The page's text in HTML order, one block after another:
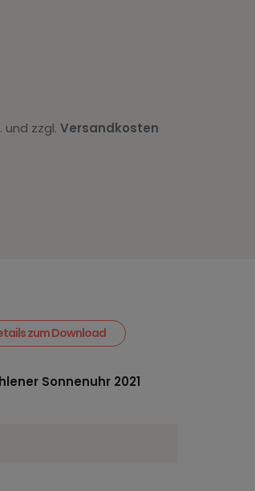
und zzgl. Versandkosten
zum Download
Sonnenuhr 2021